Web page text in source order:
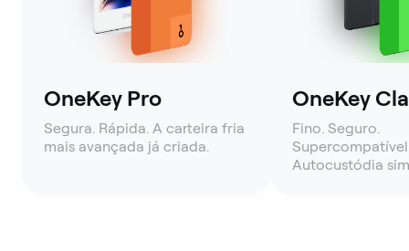
OneKey Pro
Segura. Rápida. A carteira fria
mais avançada já criada.
OneKey
Fino. Seguro.
Autocustódia